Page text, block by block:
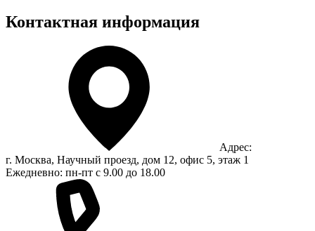
Контактная информация
Адрес:
г. Москва, Научный проезд, дом 12, офис 5, этаж 1
Ежедневно: пн-пт с 9.00 до 18.00